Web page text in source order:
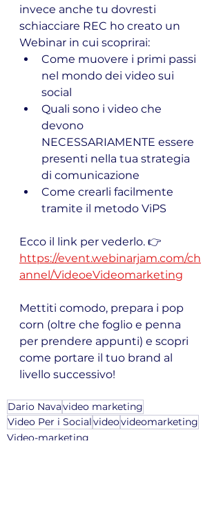
invece anche tu dovresti
schiacciare REC ho creato un
Webinar in cui scoprirai:
Come muovere i primi passi
nel mondo dei video sui
social
Quali sono i video che
devono
NECESSARIAMENTE essere
presenti nella tua strategia
di comunicazione
Come crearli facilmente
tramite il metodo ViPS
Ecco il link per vederlo. 👉
https://event.webinarjam.com/ch
annel/VideoeVideomarketing
Mettiti comodo, prepara i pop
corn (oltre che foglio e penna
per prendere appunti) e scopri
come portare il tuo brand al
livello successivo!
Dario Navavideo marketing
Video Per i Socialvideovideomarketing
Video-marketing